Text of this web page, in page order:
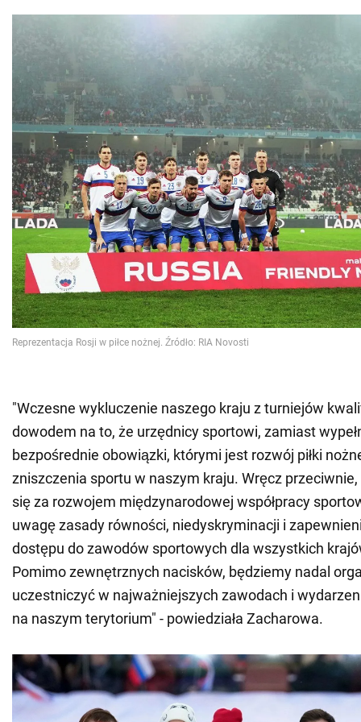
"Wczesne wykluczenie naszego kraju z turniejów
dowodem na to, że urzędnicy sportowi, zamiast
bezpośrednie obowiązki, którymi jest rozwój piłki
zniszczenia sportu w naszym kraju. Wręcz
się za rozwojem międzynarodowej współpracy
uwagę zasady równości, niedyskryminacji i
dostępu do zawodów sportowych dla wszystkich
Pomimo zewnętrznych nacisków, będziemy nadal
uczestniczyć w najważniejszych zawodach i
na naszym terytorium" - powiedziała Zacharowa.